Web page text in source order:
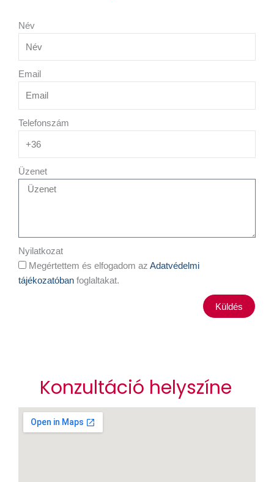
Név
Email
Telefonszám
Üzenet
Nyilatkozat
Megértettem és elfogadom az Adatvédelmi
tájékozatóban foglaltakat.
Küldés
Konzultáció helyszíne